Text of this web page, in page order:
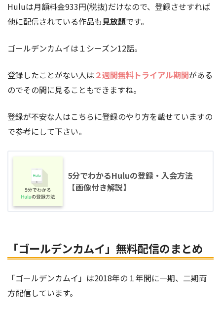
Huluは月額料金933円(税抜)だけなので、登録させすれば
他に配信されている作品も見放題です。
ゴールデンカムイは１シーズン12話。
登録したことがない人は ２週間無料トライアル期間がある
のでその間に見ることもできますね。
登録が不安な人はこちらに登録のやり方を載せていますの
で参考にして下さい。
5分でわかるHuluの登録・入会方法
【画像付き解説】
「ゴールデンカムイ」無料配信のまとめ
「ゴールデンカムイ」は2018年の１年間に一期、二期両
方配信しています。